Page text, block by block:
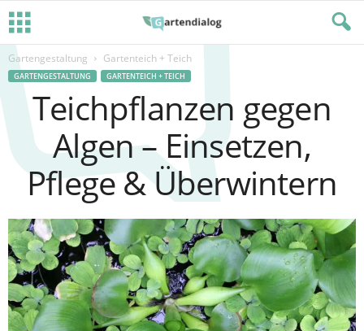
Gartengestaltung Gartenteich + Teich
GARTENGESTALTUNG GARTENTEICH + TEICH
Teichpflanzen gegen
Algen – Einsetzen,
Pflege & Überwintern